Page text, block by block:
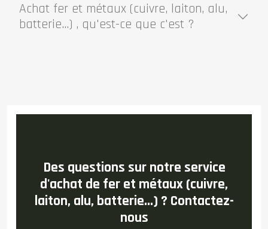
Achat fer et métaux (cuivre, laiton, alu,
batterie...) , qu'est-ce que c'est ?
Des questions sur notre service
d'achat de fer et métaux (cuivre,
laiton, alu, batterie...) ? Contactez-
nous